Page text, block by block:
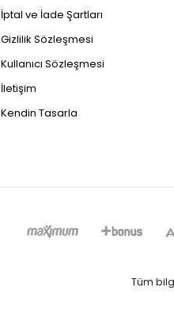
İptal ve İade Şartları
Gizlilik Sözleşmesi
Kullanıcı Sözleşmesi
İletişim
Kendin Tasarla
Tüm